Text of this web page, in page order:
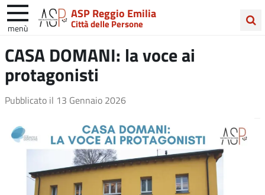
ASP Reggio Emilia
Città delle Persone
menù
nel
sito
CASA DOMANI: la voce ai
protagonisti
Pubblicato il 13 Gennaio 2026